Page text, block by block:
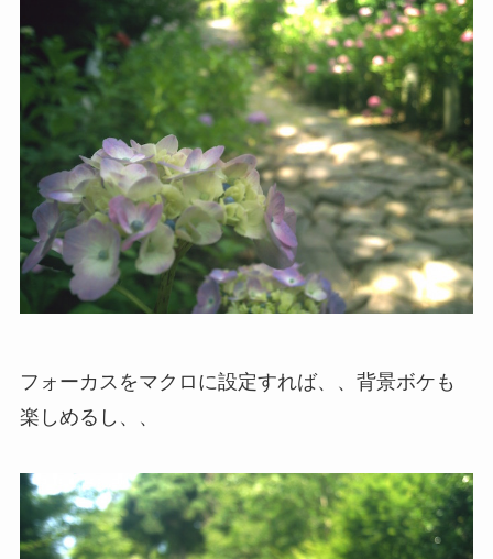
フォーカスをマクロに設定すれば、、背景ボケも
楽しめるし、、